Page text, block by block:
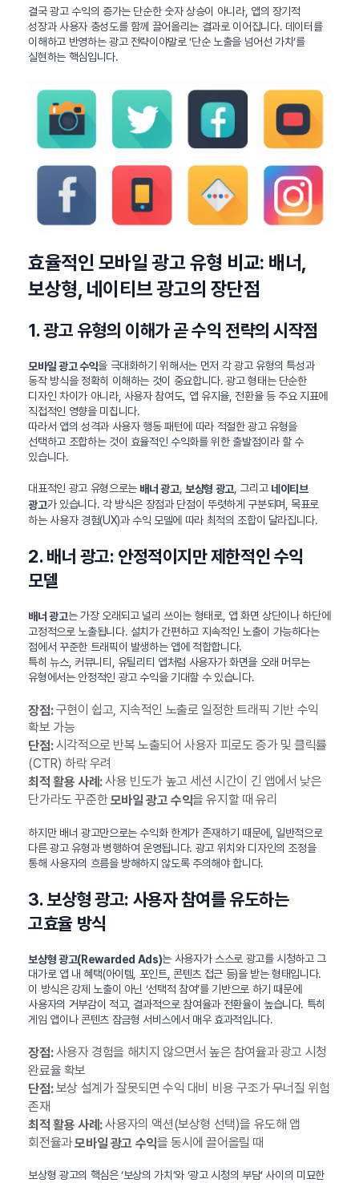
결국 광고 수익의 증가는 단순한 숫자 상승이 아니라, 앱의 장기적
성장과 사용자 충성도를 함께 끌어올리는 결과로 이어집니다. 데이터를
이해하고 반영하는 광고 전략이야말로 ‘단순 노출을 넘어선 가치’를
실현하는 핵심입니다.
효율적인 모바일 광고 유형 비교: 배너,
보상형, 네이티브 광고의 장단점
1. 광고 유형의 이해가 곧 수익 전략의 시작점
모바일 광고 수익을 극대화하기 위해서는 먼저 각 광고 유형의 특성과
동작 방식을 정확히 이해하는 것이 중요합니다. 광고 형태는 단순한
디자인 차이가 아니라, 사용자 참여도, 앱 유지율, 전환율 등 주요 지표에
직접적인 영향을 미칩니다.
따라서 앱의 성격과 사용자 행동 패턴에 따라 적절한 광고 유형을
선택하고 조합하는 것이 효율적인 수익화를 위한 출발점이라 할 수
있습니다.
대표적인 광고 유형으로는 배너 광고,보상형 광고, 그리고 네이티브
광고가 있습니다. 각 방식은 장점과 단점이 뚜렷하게 구분되며, 목표로
하는 사용자 경험(UX)과 수익 모델에 따라 최적의 조합이 달라집니다.
2. 배너 광고: 안정적이지만 제한적인 수익
모델
배너 광고는 가장 오래되고 널리 쓰이는 형태로, 앱 화면 상단이나 하단에
고정적으로 노출됩니다. 설치가 간편하고 지속적인 노출이 가능하다는
점에서 꾸준한 트래픽이 발생하는 앱에 적합합니다.
특히 뉴스, 커뮤니티, 유틸리티 앱처럼 사용자가 화면을 오래 머무는
유형에서는 안정적인 광고 수익을 기대할 수 있습니다.
장점:구현이 쉽고, 지속적인 노출로 일정한 트래픽 기반 수익
확보 가능
단점:시각적으로 반복 노출되어 사용자 피로도 증가 및 클릭률
(CTR) 하락 우려
최적 활용 사례:사용 빈도가 높고 세션 시간이 긴 앱에서 낮은
단가라도 꾸준한모바일 광고 수익을 유지할 때 유리
하지만 배너 광고만으로는 수익화 한계가 존재하기 때문에, 일반적으로
다른 광고 유형과 병행하여 운영됩니다. 광고 위치와 디자인의 조정을
통해 사용자의 흐름을 방해하지 않도록 주의해야 합니다.
3. 보상형 광고: 사용자 참여를 유도하는
고효율 방식
보상형 광고(Rewarded Ads)는 사용자가 스스로 광고를 시청하고 그
대가로 앱 내 혜택(아이템, 포인트, 콘텐츠 접근 등)을 받는 형태입니다.
이 방식은 강제 노출이 아닌 ‘선택적 참여’를 기반으로 하기 때문에
사용자의 거부감이 적고, 결과적으로 참여율과 전환율이 높습니다. 특히
게임 앱이나 콘텐츠 잠금형 서비스에서 매우 효과적입니다.
장점:사용자 경험을 해치지 않으면서 높은 참여율과 광고 시청
완료율 확보
단점:보상 설계가 잘못되면 수익 대비 비용 구조가 무너질 위험
존재
최적 활용 사례:사용자의 액션(보상형 선택)을 유도해 앱
회전율과모바일 광고 수익을 동시에 끌어올릴 때
보상형 광고의 핵심은 ‘보상의 가치’와 ‘광고 시청의 부담’ 사이의 미묘한